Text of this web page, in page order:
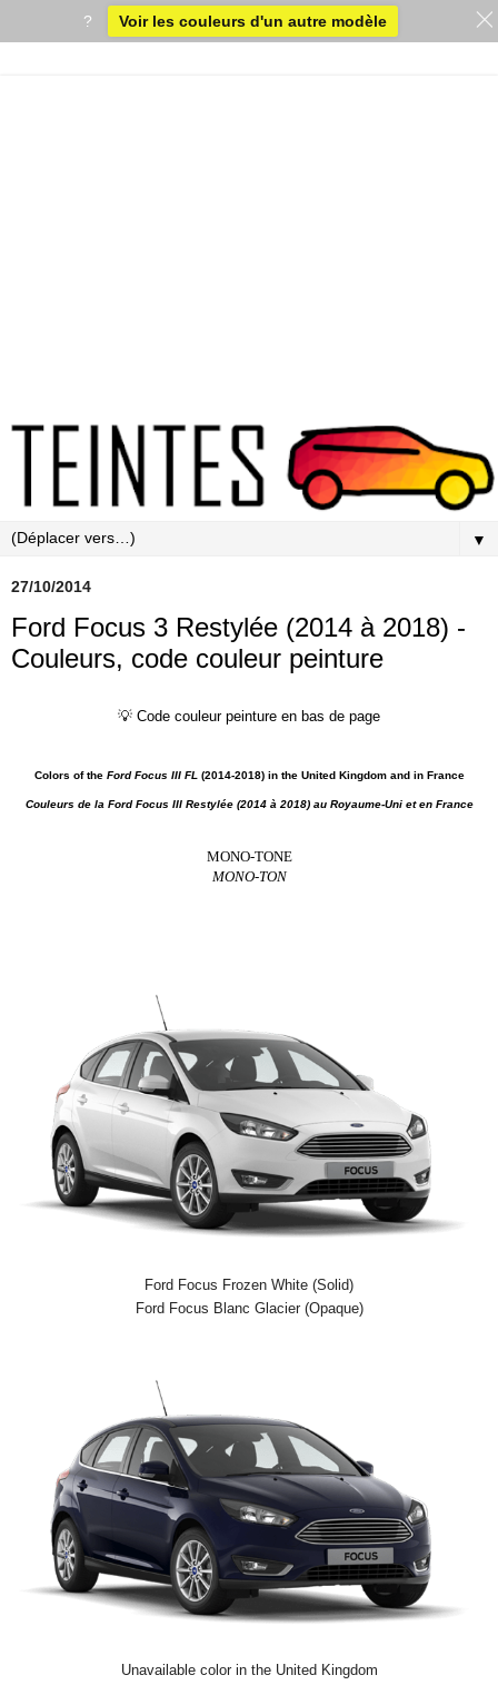
▼
27/10/2014
Ford Focus 3 Restylée (2014 à 2018) -
Couleurs, code couleur peinture
💡 Code couleur peinture en bas de page
Colors of theFord Focus III FL (2014-2018) in the United Kingdom and in France
Couleurs de la Ford Focus III Restylée (2014 à 2018) au Royaume-Uni et en France
MONO-TONE
MONO-TON
Ford Focus Frozen White (Solid)
Ford Focus Blanc Glacier (Opaque)
Unavailable color in the United Kingdom
? Voir les couleurs d'un autre modèle